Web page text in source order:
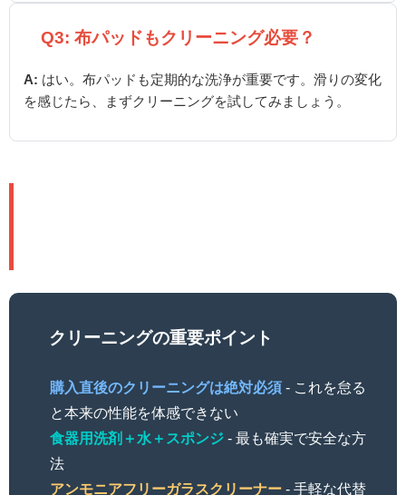
Q3: 布パッドもクリーニング必要？
A: はい。布パッドも定期的な洗浄が重要です。滑りの変化
を感じたら、まずクリーニングを試してみましょう。
クリーニングの重要ポイント
購入直後のクリーニングは絶対必須 - これを怠る
と本来の性能を体感できない
食器用洗剤＋水＋スポンジ - 最も確実で安全な方
法
アンモニアフリーガラスクリーナー - 手軽な代替